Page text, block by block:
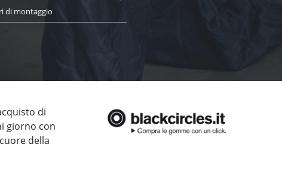
di montaggio
di
giorno con
della